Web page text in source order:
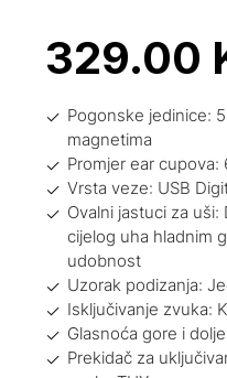
329.00
Pogonske jedinice:
magnetima
Promjer ear cupova:
Vrsta veze: USB
Ovalni jastuci za uši:
cijelog uha hladnim
udobnost
Uzorak podizanja:
Isključivanje zvuka:
Glasnoća gore i dolje
Prekidač za